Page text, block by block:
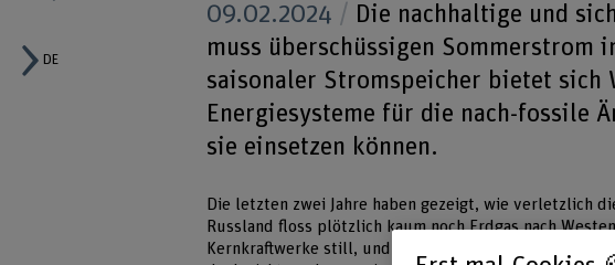
DE
09.02.2024
Die nachhaltige und
muss überschüssigen Sommerstrom
saisonaler Stromspeicher bietet sich
Energiesysteme für die nach-fossile
sie einsetzen können.
Die letzten zwei Jahre haben gezeigt, wie verletzlich
Russland floss plötzlich kaum noch Erdgas nach
Kernkraftwerke still, und Deutschland nahm seine